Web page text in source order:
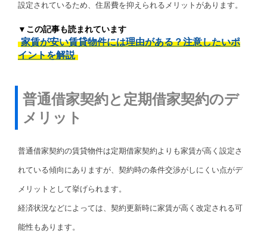
設定されているため、住居費を抑えられるメリットがあります。
▼この記事も読まれています
家賃が安い賃貸物件には理由がある？注意したいポ
イントを解説
普通借家契約と定期借家契約のデ
メリット
普通借家契約の賃貸物件は定期借家契約よりも家賃が高く設定さ
れている傾向にありますが、契約時の条件交渉がしにくい点がデ
メリットとして挙げられます。
経済状況などによっては、契約更新時に家賃が高く改定される可
能性もあります。